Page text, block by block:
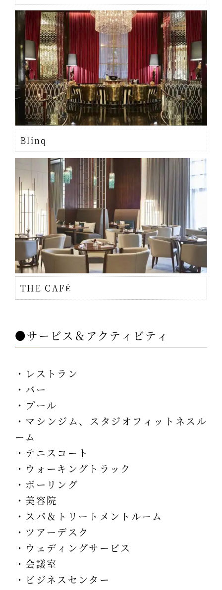
Blinq
THE CAFÉ
●サービス＆アクティビティ
・レストラン
・バー
・プール
・マシンジム、スタジオフィットネスル
ーム
・テニスコート
・ウォーキングトラック
・ボーリング
・美容院
・スパ＆トリートメントルーム
・ツアーデスク
・ウェディングサービス
・会議室
・ビジネスセンター